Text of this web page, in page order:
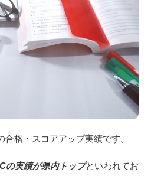
格・スコアアップ実績です。
の実績が県内トップといわれてお